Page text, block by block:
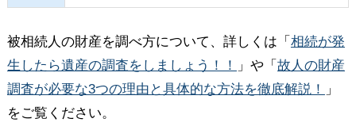
被相続人の財産を調べ方について、詳しくは「 相続が発
生したら遺産の調査をしましょう！！
」や「 故人の財産
調査が必要な3つの理由と具体的な方法を徹底解説！
」
をご覧ください。